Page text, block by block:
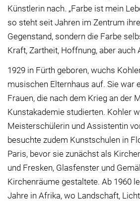
Künstlerin nach. „Farbe ist mein
so steht seit Jahren im Zentrum
Gegenstand, sondern die Farbe
Kraft, Zartheit, Hoffnung, aber auch
1929 in Fürth geboren, wuchs
musischen Elternhaus auf. Sie war
Frauen, die nach dem Krieg an der
Kunstakademie studierten. Kohler
Meisterschülerin und Assistentin
besuchte zudem Kunstschulen in
Paris, bevor sie zunächst als
und Fresken, Glasfenster und
Kirchenräume gestaltete. Ab 1960
Jahre in Afrika, wo Landschaft,